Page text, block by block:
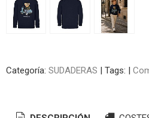
Categoría: SUDADERAS | Tags: |